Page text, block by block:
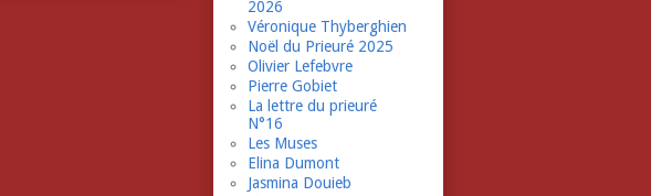
2026
Véronique Thyberghien
Noël du Prieuré 2025
Olivier Lefebvre
Pierre Gobiet
La lettre du prieuré
N°16
Les Muses
Elina Dumont
Jasmina Douieb